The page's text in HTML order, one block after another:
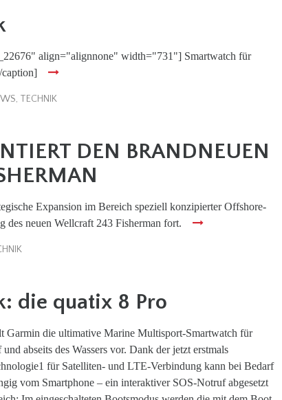
align="alignnone" width="731"] Smartwatch für
, TECHNIK
DEN BRANDNEUEN
Expansion im Bereich speziell konzipierter Offshore-
des neuen Wellcraft 243 Fisherman fort.
die quatix 8 Pro
Garmin die ultimative Marine Multisport-Smartwatch für
abseits des Wassers vor. Dank der jetzt erstmals
für Satelliten- und LTE-Verbindung kann bei Bedarf
vom Smartphone – ein interaktiver SOS-Notruf abgesetzt